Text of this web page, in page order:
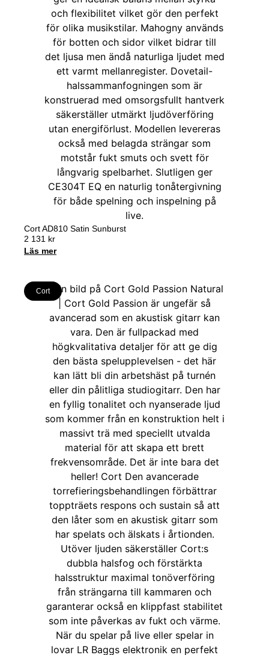
Cort AD810 Satin Sunburst
2 131 kr
Läs mer
Cort